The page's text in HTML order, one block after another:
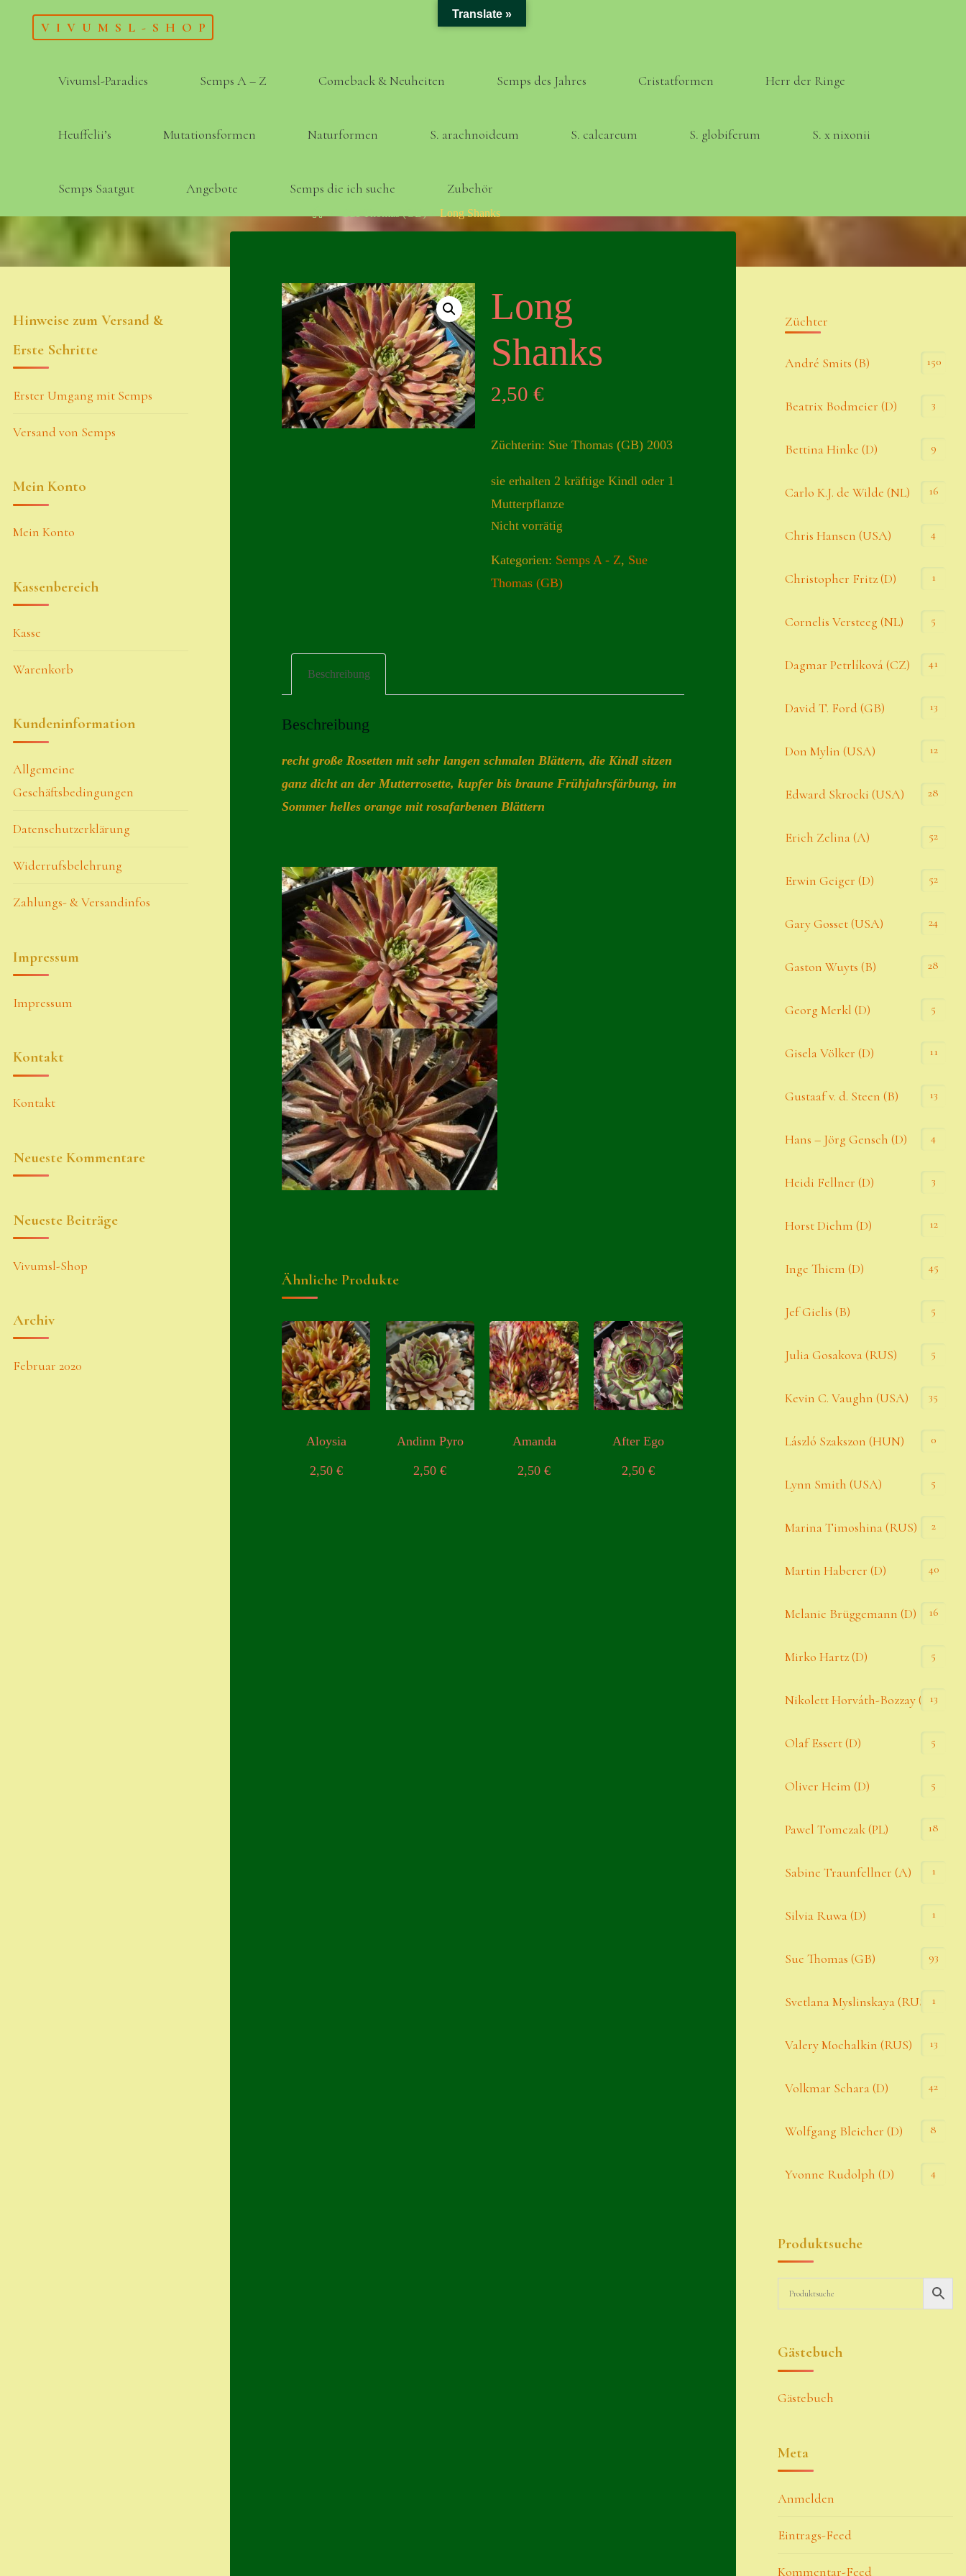
VIVUMSL-SHOP
Vivumsl-Paradies Semps A – Z Comeback & Neuheiten Semps des Jahres Cristatformen Herr der Ringe
Heuffelii’s Mutationsformen Naturformen S. arachnoideum S. calcareum S. globiferum S. x nixonii
Semps Saatgut Angebote Semps die ich suche Zubehör
Erster Umgang mit Semps
Home
Zahlung
Zahlungs- & Versandinfos
Zubehör
Sue Thomas (GB) Long Shanks
Long
Shanks
2,50€
Züchterin: Sue Thomas (GB) 2003
sie erhalten 2 kräftige Kindl oder 1
Mutterpflanze
Nicht vorrätig
Kategorien: Semps A - Z, Sue
Thomas (GB)
Beschreibung
Beschreibung
recht große Rosetten mit sehr langen schmalen Blättern, die Kindl sitzen
ganz dicht an der Mutterrosette, kupfer bis braune Frühjahrsfärbung, im
Sommer helles orange mit rosafarbenen Blättern
Ähnliche Produkte
Aloysia
2,50 €
Andinn Pyro
2,50€
Amanda
2,50€
After Ego
2,50 €
Hinweise zum Versand &
Erste Schritte
Erster Umgang mit Semps
Versand von Semps
Mein Konto
Mein Konto
Kassenbereich
Kasse
Warenkorb
Kundeninformation
Allgemeine
Geschäftsbedingungen
Datenschutzerklärung
Widerrufsbelehrung
Zahlungs- & Versandinfos
Impressum
Impressum
Kontakt
Kontakt
Neueste Kommentare
Neueste Beiträge
Vivumsl-Shop
Archiv
Februar 2020
Züchter
André Smits (B) 150
Beatrix Bodmeier (D) 3
Bettina Hinke (D) 9
Carlo K.J. de Wilde (NL) 16
Chris Hansen (USA) 4
Christopher Fritz (D) 1
Cornelis Versteeg (NL) 5
Dagmar Petrlíková (CZ) 41
David T. Ford (GB) 13
Don Mylin (USA) 12
Edward Skrocki (USA) 28
Erich Zelina (A) 52
Erwin Geiger (D) 52
Gary Gosset (USA) 24
Gaston Wuyts (B) 28
Georg Merkl (D) 5
Gisela Völker (D) 11
Gustaaf v. d. Steen (B) 13
Hans – Jörg Gensch (D) 4
Heidi Fellner (D) 3
Horst Diehm (D) 12
Inge Thiem (D) 45
Jef Gielis (B) 5
Julia Gosakova (RUS) 5
Kevin C. Vaughn (USA) 35
László Szakszon (HUN) 0
Lynn Smith (USA) 5
Marina Timoshina (RUS) 2
Martin Haberer (D) 40
Melanie Brüggemann (D) 16
Mirko Hartz (D) 5
Nikolett Horváth-Bozzay (A)13
Olaf Essert (D) 5
Oliver Heim (D) 5
Pawel Tomczak (PL) 18
Sabine Traunfellner (A) 1
Silvia Ruwa (D) 1
Sue Thomas (GB) 93
Svetlana Myslinskaya (RUS) 1
Valery Mochalkin (RUS) 13
Volkmar Schara (D) 42
Wolfgang Bleicher (D) 8
Yvonne Rudolph (D) 4
Produktsuche
Gästebuch
Gästebuch
Meta
Anmelden
Eintrags-Feed
Kommentar-Feed
Translate »